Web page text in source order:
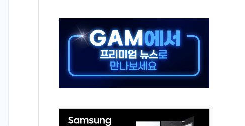
아에 새 안보 위기… 반군·마약카르텔이 습득해 전투 활용
긴 어선 구조
닌 무해한 표면 부식 물질"
30여분만에 진화...외국인 노동자 숨져